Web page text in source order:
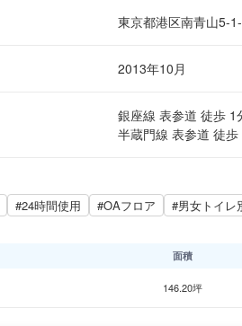
東京都港区南青山5-
2013年10月
銀座線 表参道 徒歩 1
半蔵門線 表参道 徒歩
#24時間使用 #OAフロア #男女トイレ
面積
146.20坪